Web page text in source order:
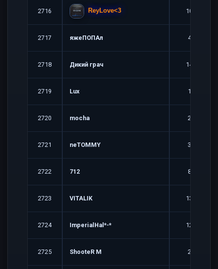
2716 ReyLove<3 10
2717 яжеПОПАл 4
2718 Дикий грач 14
2719 Lux 1
2720 mocha 2
2721 neTOMMY 3
2722 712 8
2723 VITALIK 13
2724 ImperialHal*-* 12
2725 ShooteR М 2